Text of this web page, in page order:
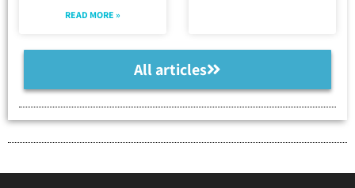
READ MORE »
All articles